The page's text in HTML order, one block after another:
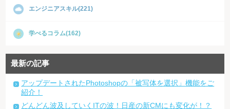
エンジニアスキル(221)
学べるコラム(162)
最新の記事
アップデートされたPhotoshopの「被写体を選択」機能をご
紹介！
どんどん波及していくITの波！日産の新CMにも変化が！？